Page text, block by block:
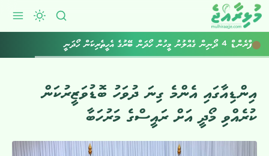
ފްރެންޑް 4 ދޯނިން ގެއްލުނު މީހުން ހޯދަން ބޭރުގެ އެހީތެރިކަން ހޯދަނީ
އިންޑިއާގައި އެންމެ ގިނަ ދުވަހު ބޮޑުވަޒީރުކަން
ކުރެއްވި މޯދީ އަށް ރައީސްގެ މަރުހަބާ